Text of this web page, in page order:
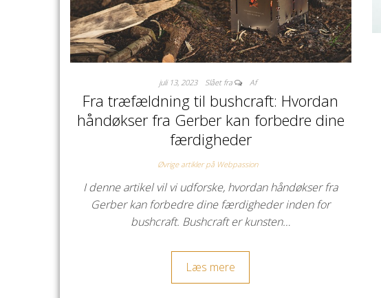
juli 13, 2023 Slået fra Af
Fra træfældning til bushcraft: Hvordan
håndøkser fra Gerber kan forbedre dine
færdigheder
Øvrige artikler på Webpassion
I denne artikel vil vi udforske, hvordan håndøkser fra
Gerber kan forbedre dine færdigheder inden for
bushcraft. Bushcraft er kunsten…
Læs mere